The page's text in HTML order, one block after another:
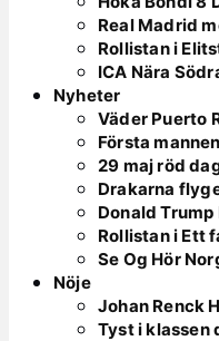
Real Madrid
Rollistan i
ICA Nära
Nyheter
Väder Puerto
Första
29 maj röd
Drakarna
Donald
Rollistan i Ett
Se Og Hör
Nöje
Johan Renck
Tyst i klassen